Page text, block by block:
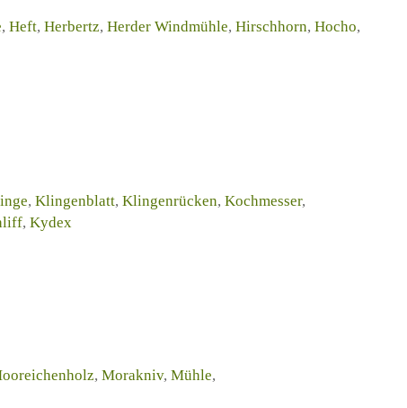
, Heft, Herbertz, Herder Windmühle, Hirschhorn, Hocho,
, Klingenblatt, Klingenrücken, Kochmesser,
, Kydex
, Morakniv, Mühle,